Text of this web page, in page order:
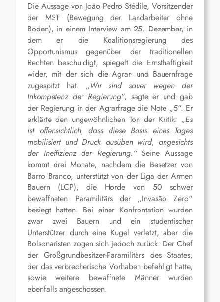
Die Aussage von João Pedro Stédile, Vorsitzender
der MST (Bewegung der Landarbeiter ohne
Boden), in einem Interview am 25. Dezember, in
dem er die Koalitionsregierung des
Opportunismus gegenüber der traditionellen
Rechten beschuldigt, spiegelt die Ernsthaftigkeit
wider, mit der sich die Agrar- und Bauernfrage
zugespitzt hat. „Wir sind sauer wegen der
Inkompetenz der Regierung“, sagte er und gab
der Regierung in der Agrarfrage die Note „5“. Er
erklärte den ungewöhnlichen Ton der Kritik: „Es
ist offensichtlich, dass diese Basis eines Tages
mobilisiert und Druck ausüben wird, angesichts
der Ineffizienz der Regierung.“Seine Aussage
kommt drei Monate, nachdem die Besetzer von
Barro Branco, unterstützt von der Liga der Armen
Bauern (LCP), die Horde von 50 schwer
bewaffneten Paramilitärs der „Invasão Zero“
besiegt hatten. Bei einer Konfrontation wurden
zwar zwei Bauern und ein studentischer
Unterstützer durch eine Kugel verletzt, aber die
Bolsonaristen zogen sich jedoch zurück. Der Chef
der Großgrundbesitzer-Paramilitärs des Staates,
der das verbrecherische Vorhaben befehligt hatte,
sowie weitere bewaffnete Männer wurden
ebenfalls angeschossen.